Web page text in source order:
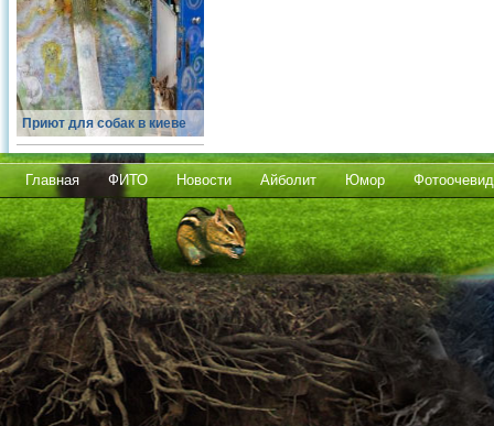
Приют для собак в киеве
Главная ФИТО Новости Айболит Юмор